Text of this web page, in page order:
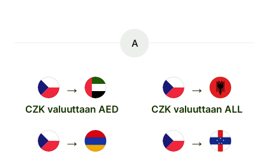
A
→
CZK valuuttaan AED
→
CZK valuuttaan ALL
→ →